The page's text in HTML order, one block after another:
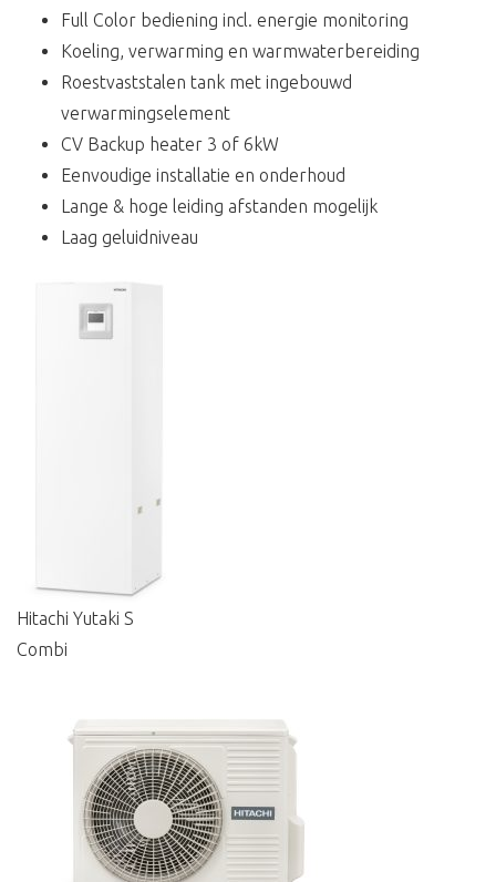
Full Color bediening incl. energie monitoring
Koeling, verwarming en warmwaterbereiding
Roestvaststalen tank met ingebouwd
verwarmingselement
CV Backup heater 3 of 6kW
Eenvoudige installatie en onderhoud
Lange & hoge leiding afstanden mogelijk
Laag geluidniveau
Hitachi Yutaki S
Combi